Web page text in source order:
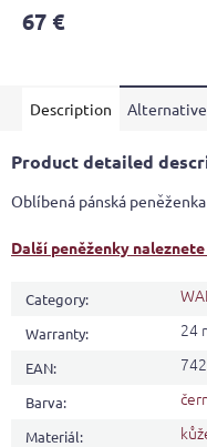
67 €
Description
Product detailed
Oblíbená pánská
Další peněženky naleznete
Category:
Warranty: 24
EAN:
Barva:
Materiál: